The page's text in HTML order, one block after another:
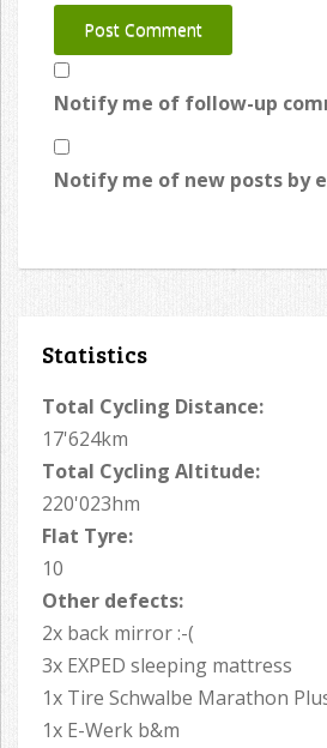
Notify me of follow-up
Notify me of new posts by
Statistics
Total Cycling Distance:
17'624km
Total Cycling Altitude:
220'023hm
Flat Tyre:
10
Other defects:
2x back mirror :-(
3x EXPED sleeping mattress
1x Tire Schwalbe Marathon
1x E-Werk b&m